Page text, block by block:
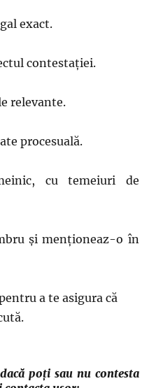
exact.
contestației.
relevante.
procesuală.
cu temeiuri de
și menționeaz-o în
a te asigura că
poți sau nu contesta